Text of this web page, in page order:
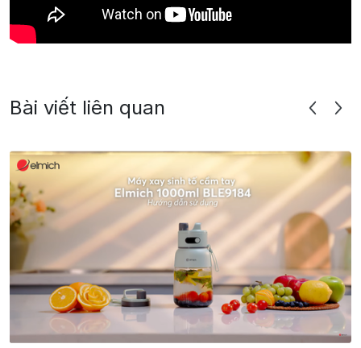
Bài viết liên quan